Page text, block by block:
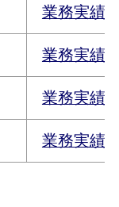
業務実績
業務実績
業務実績
業務実績